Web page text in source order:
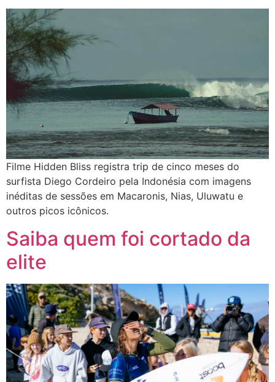
Filme Hidden Bliss registra trip de cinco meses do
surfista Diego Cordeiro pela Indonésia com imagens
inéditas de sessões em Macaronis, Nias, Uluwatu e
outros picos icônicos.
Saiba quem foi cortado da
elite